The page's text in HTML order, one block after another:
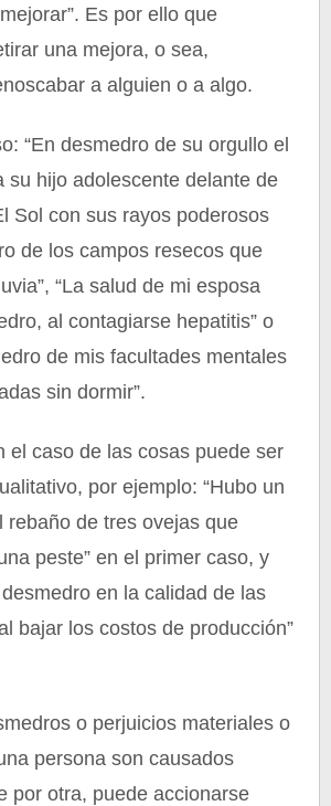
Es por ello que
una mejora, o sea,
a alguien o a algo.
“En desmedro de su orgullo el
su hijo adolescente delante de
Sol con sus rayos poderosos
de los campos resecos que
“La salud de mi esposa
al contagiarse hepatitis” o
de mis facultades mentales
sin dormir”.
el caso de las cosas puede ser
por ejemplo: “Hubo un
rebaño de tres ovejas que
peste” en el primer caso, y
en la calidad de las
bajar los costos de producción”
o perjuicios materiales o
persona son causados
por otra, puede accionarse